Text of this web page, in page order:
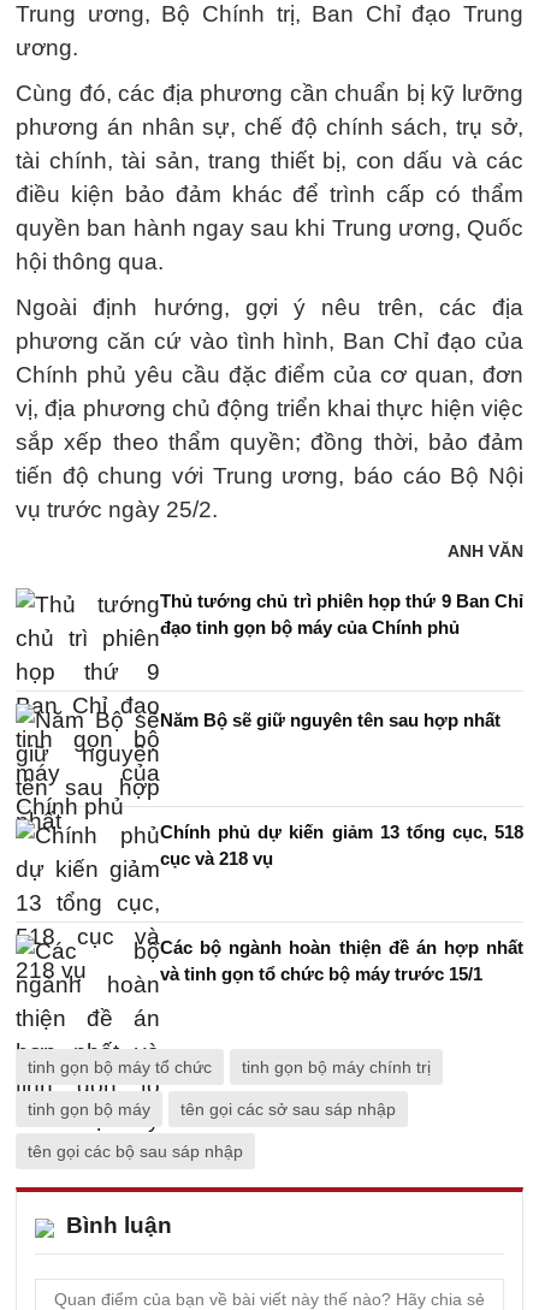
Trung ương, Bộ Chính trị, Ban Chỉ đạo Trung
ương.
Cùng đó, các địa phương cần chuẩn bị kỹ lưỡng
phương án nhân sự, chế độ chính sách, trụ sở,
tài chính, tài sản, trang thiết bị, con dấu và các
điều kiện bảo đảm khác để trình cấp có thẩm
quyền ban hành ngay sau khi Trung ương, Quốc
hội thông qua.
Ngoài định hướng, gợi ý nêu trên, các địa
phương căn cứ vào tình hình, Ban Chỉ đạo của
Chính phủ yêu cầu đặc điểm của cơ quan, đơn
vị, địa phương chủ động triển khai thực hiện việc
sắp xếp theo thẩm quyền; đồng thời, bảo đảm
tiến độ chung với Trung ương, báo cáo Bộ Nội
vụ trước ngày 25/2.
ANH VĂN
Thủ tướng chủ trì phiên họp thứ 9 Ban Chỉ
đạo tinh gọn bộ máy của Chính phủ
Năm Bộ sẽ giữ nguyên tên sau hợp nhất
Chính phủ dự kiến giảm 13 tổng cục, 518
cục và 218 vụ
Các bộ ngành hoàn thiện đề án hợp nhất
và tinh gọn tổ chức bộ máy trước 15/1
tinh gọn bộ máy tổ chức tinh gọn bộ máy chính trị
tinh gọn bộ máy tên gọi các sở sau sáp nhập
tên gọi các bộ sau sáp nhập
Bình luận